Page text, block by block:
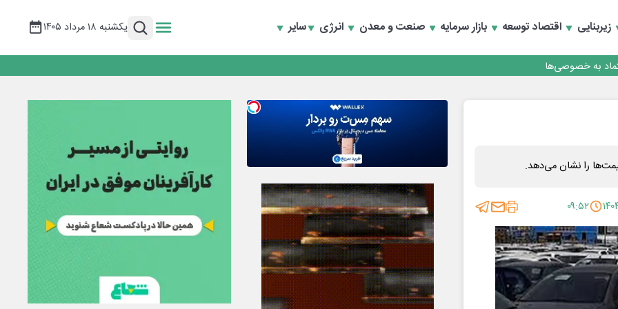
زیربنایی اقتصاد توسعه بازار سرمایه صنعت و معدن انرژی سایر یکشنبه ۱۸ مرداد ۱۴۰۵
به خصوصی‌ها
را نشان می‌دهد.
۰۹:۵۲